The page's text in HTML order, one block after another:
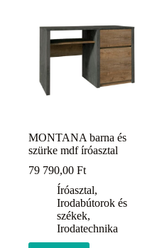
MONTANA barna és
szürke mdf íróasztal
79 790,00 Ft
Íróasztal,
Irodabútorok és
székek,
Irodatechnika